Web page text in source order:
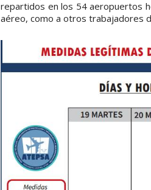
repartidos en los 54 aeropuertos
aéreo, como a otros trabajadores